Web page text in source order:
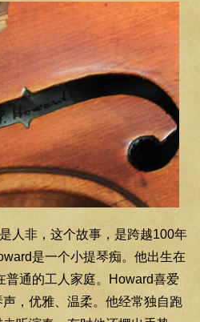
人非，这个故事，是跨越100年
是一个小提琴痴。他出生在
普通的工人家庭。Howard喜爱
，优雅、温柔。他经常独自跑